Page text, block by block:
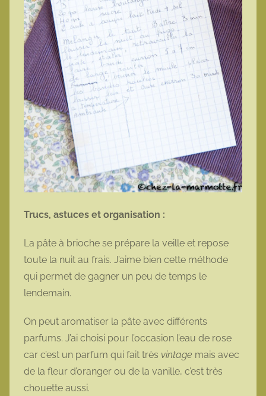
Trucs, astuces et organisation :
La pâte à brioche se prépare la veille et repose
toute la nuit au frais. J’aime bien cette méthode
qui permet de gagner un peu de temps le
lendemain.
On peut aromatiser la pâte avec différents
parfums. J’ai choisi pour l’occasion l’eau de rose
car c’est un parfum qui fait très vintage mais avec
de la fleur d’oranger ou de la vanille, c’est très
chouette aussi.